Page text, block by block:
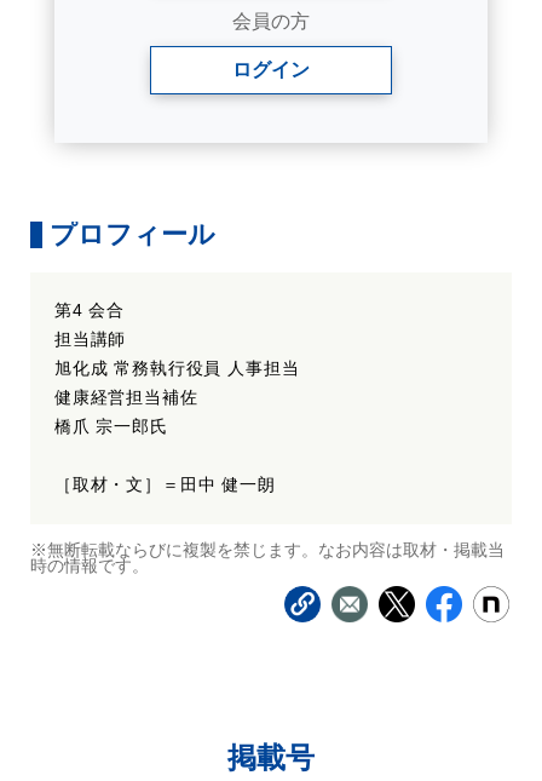
会員の方
ログイン
プロフィール
第4 会合
担当講師
旭化成 常務執行役員 人事担当
健康経営担当補佐
橋爪 宗一郎氏
［取材・文］＝田中 健一朗
※無断転載ならびに複製を禁じます。なお内容は取材・掲載当
時の情報です。
掲載号